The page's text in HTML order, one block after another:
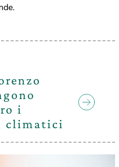
i
climatici